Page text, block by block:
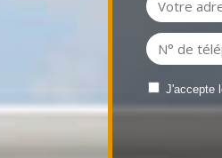
J'accepte